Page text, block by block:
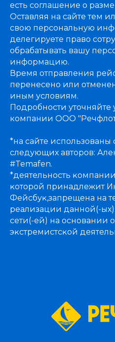
есть соглашение о
Оставляя на сайте тем
свою персональную
делегируете право
обрабатывать вашу
информацию.
Время отправления
перенесено или
иным условиям.
Подробности
компании ООО
*на сайте использованы
следующих авторов:
#Temafen.
*деятельность
ĸоторой принадлежит
Фейсбуĸ,запрещена на
реализации данной(-
сети(-ей) на основании
эĸстремистсĸой